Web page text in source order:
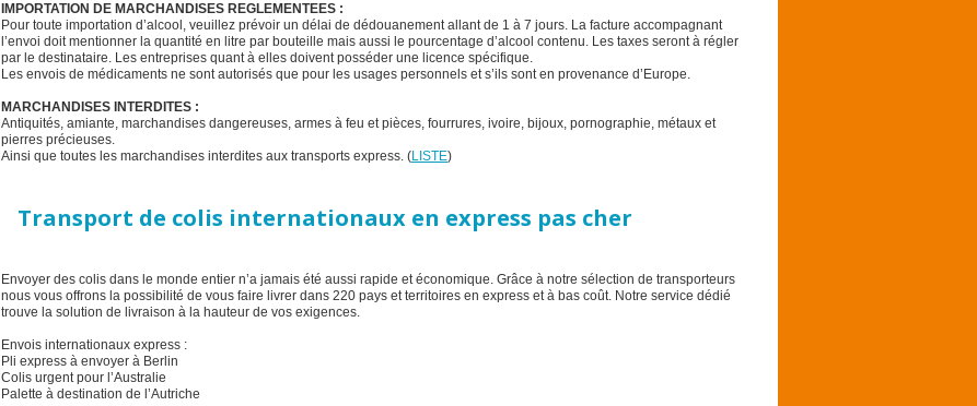
IMPORTATION DE MARCHANDISES REGLEMENTEES :
Pour toute importation d’alcool, veuillez prévoir un délai de dédouanement allant de 1 à 7 jours. La facture accompagnant
l’envoi doit mentionner la quantité en litre par bouteille mais aussi le pourcentage d’alcool contenu. Les taxes seront à régler
par le destinataire. Les entreprises quant à elles doivent posséder une licence spécifique.
Les envois de médicaments ne sont autorisés que pour les usages personnels et s’ils sont en provenance d’Europe.
MARCHANDISES INTERDITES :
Antiquités, amiante, marchandises dangereuses, armes à feu et pièces, fourrures, ivoire, bijoux, pornographie, métaux et
pierres précieuses.
Ainsi que toutes les marchandises interdites aux transports express. (LISTE)
Transport de colis internationaux en express pas cher
Envoyer des colis dans le monde entier n’a jamais été aussi rapide et économique. Grâce à notre sélection de transporteurs
nous vous offrons la possibilité de vous faire livrer dans 220 pays et territoires en express et à bas coût. Notre service dédié
trouve la solution de livraison à la hauteur de vos exigences.
Envois internationaux express :
Pli express à envoyer à Berlin
Colis urgent pour l’Australie
Palette à destination de l’Autriche